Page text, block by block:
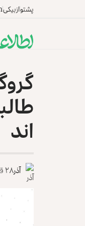
پشتوازبیکی
اند
آذر۲۸ قوس ۱۴۰۱ - ۱۹ دسمبر ۲۰۲۲